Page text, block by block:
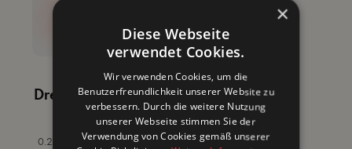
Cranberry
Dressing Premium
0.25 Liter (14,00 € / Liter)
Regulärer Preis:
3,50 €
×
Diese Webseite
verwendet Cookies.
Wir verwenden Cookies, um die
Benutzerfreundlichkeit unserer Website zu
verbessern. Durch die weitere Nutzung
unserer Webseite stimmen Sie der
Verwendung von Cookies gemäß unserer